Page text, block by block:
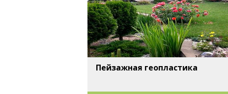
Пейзажная геопластика